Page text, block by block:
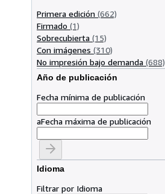
Primera edición (662)
Firmado (1)
Sobrecubierta (15)
Con imágenes (310)
No impresión bajo demanda (688)
Año de publicación
Fecha mínima de publicación
aFecha máxima de publicación
Idioma
Filtrar por Idioma